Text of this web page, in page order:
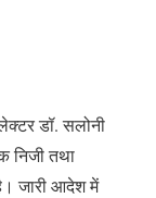
डॉ. सलोनी
निजी तथा
जारी आदेश में